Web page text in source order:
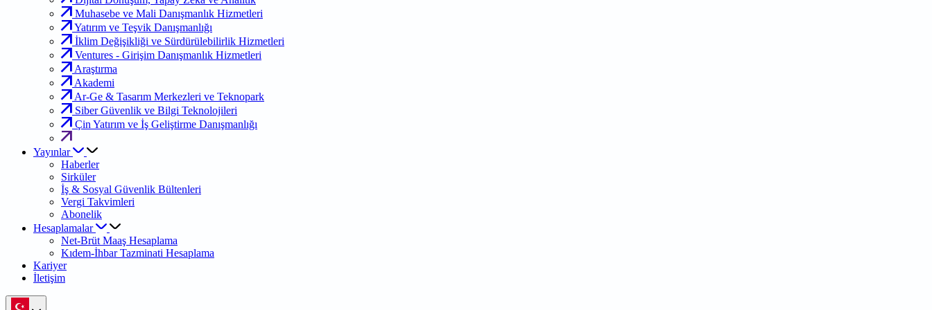
Muhasebe ve Mali Danışmanlık Hizmetleri
Yatırım ve Teşvik Danışmanlığı
İklim Değişikliği ve Sürdürülebilirlik Hizmetleri
Ventures - Girişim Danışmanlık Hizmetleri
Araştırma
Akademi
Ar-Ge & Tasarım Merkezleri ve Teknopark
Siber Güvenlik ve Bilgi Teknolojileri
Çin Yatırım ve İş Geliştirme Danışmanlığı
Yayınlar
Haberler
Sirküler
İş & Sosyal Güvenlik Bültenleri
Vergi Takvimleri
Abonelik
Hesaplamalar
Net-Brüt Maaş Hesaplama
Kıdem-İhbar Tazminati Hesaplama
Kariyer
İletişim